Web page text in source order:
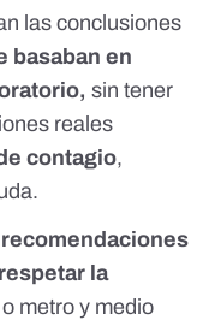
las conclusiones
basaban en
sin tener
reales
contagio,
respetar la
metro y medio